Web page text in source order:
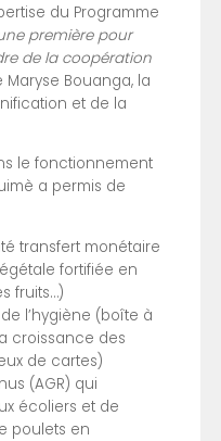
du Programme
première pour
de la coopération
Bouanga, la
et de la
le fonctionnement
a permis de
transfert monétaire
fortifiée en
fruits…)
l’hygiène (boîte à
croissance des
de cartes)
(AGR) qui
écoliers et de
poulets en